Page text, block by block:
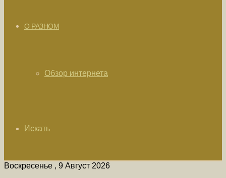
О РАЗНОМ
Обзор интернета
Искать
Воскресенье , 9 Август 2026